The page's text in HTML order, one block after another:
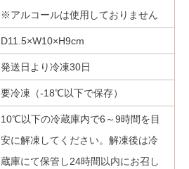
※アルコールは使用しておりません
D11.5×W10×H9cm
発送日より冷凍30日
要冷凍（-18℃以下で保存）
10℃以下の冷蔵庫内で6～9時間を目
安に解凍してください。解凍後は冷
蔵庫にて保管し24時間以内にお召し